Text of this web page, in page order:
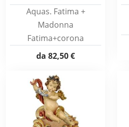
Aquas. Fatima +
Madonna
Fatima+corona
da 82,50 €